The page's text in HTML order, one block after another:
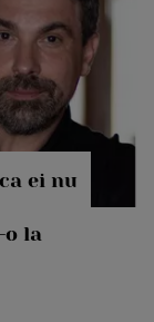
ei nu
la